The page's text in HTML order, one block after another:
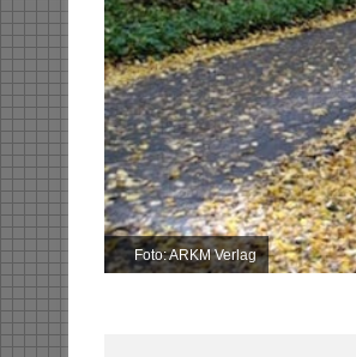
Foto: ARKM Verlag